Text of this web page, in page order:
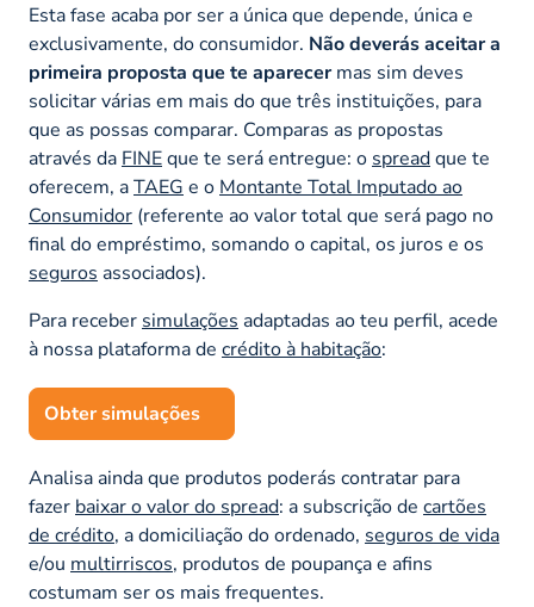
Esta fase acaba por ser a única que depende, única e
exclusivamente, do consumidor. Não deverás aceitar a
primeira proposta que te aparecermas sim deves
solicitar várias em mais do que três instituições, para
que as possas comparar. Comparas as propostas
através da FINEque te será entregue: o spreadque te
oferecem, aTAEG e o Montante Total Imputado ao
Consumidor (referente ao valor total que será pago no
final do empréstimo, somando o capital, os juros e os
seguros associados).
Para receber simulações adaptadas ao teu perfil, acede
à nossa plataforma de crédito à habitação:
Obter simulações
Analisa ainda que produtos poderás contratar para
fazer baixar o valor do spread: a subscrição de cartões
de crédito, a domiciliação do ordenado, seguros de vida
e/ou multirriscos, produtos de poupança e afins
costumam ser os mais frequentes.